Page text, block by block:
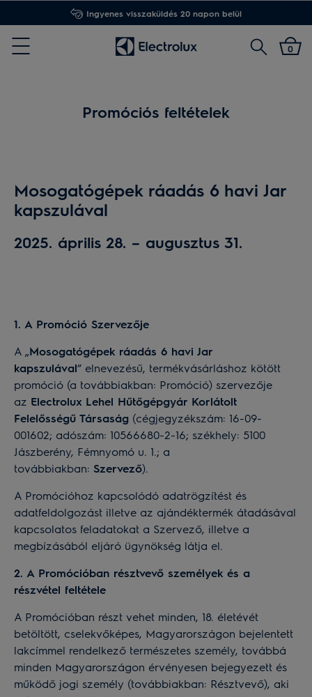
Ingyenes visszaküldés 20 napon belül
Menu
Keresés0
Promóciós feltételek
Mosogatógépek ráadás 6 havi Jar
kapszulával
2025. április 28. – augusztus 31.
1. A Promóció Szervezője
A „Mosogatógépek ráadás 6 havi Jar
kapszulával” elnevezésű, termékvásárláshoz kötött
promóció (a továbbiakban: Promóció) szervezője
az Electrolux Lehel Hűtőgépgyár Korlátolt
Felelősségű Társaság (cégjegyzékszám: 16-09-
001602; adószám: 10566680-2-16; székhely: 5100
Jászberény, Fémnyomó u. 1.; a
továbbiakban: Szervező).
A Promócióhoz kapcsolódó adatrögzítést és
adatfeldolgozást illetve az ajándéktermék átadásával
kapcsolatos feladatokat a Szervező, illetve a
megbízásából eljáró ügynökség látja el.
2. A Promócióban résztvevő személyek és a
részvétel feltétele
A Promócióban részt vehet minden, 18. életévét
betöltött, cselekvőképes, Magyarországon bejelentett
lakcímmel rendelkező természetes személy, továbbá
minden Magyarországon érvényesen bejegyezett és
működő jogi személy (továbbiakban: Résztvevő), aki